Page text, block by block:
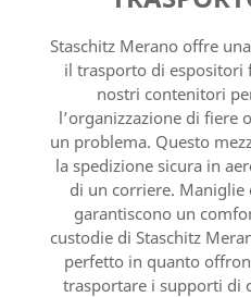
Staschitz Merano offre
il trasporto di espositori
nostri contenitori
l’organizzazione di fiere
un problema. Questo
la spedizione sicura in
di un corriere. Maniglie
garantiscono un
custodiedi Staschitz
perfetto in quanto
trasportare i supporti di